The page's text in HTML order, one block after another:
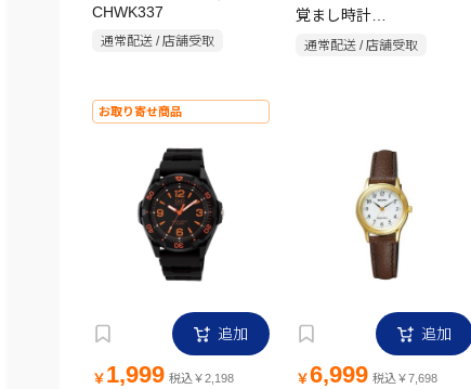
CHWK337
通常配送 / 店舗受取
覚まし時計
通常配送 / 店舗受取
お取り寄せ商品
追加
￥ 1,999 税込￥2,198
追加
￥6,999 税込￥7,698